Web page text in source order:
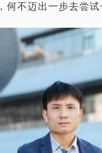
把你的问题更具体
我，方便我做更精
何不迈出一步去尝